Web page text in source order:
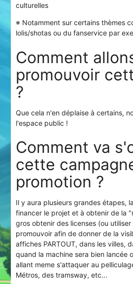
culturelles
※ Notamment sur certains thèmes
lolis/shotas ou du fanservice par
Comment
promouvoir
?
Que cela n'en déplaise à certains,
l'espace public !
Comment va
cette
promotion ?
Il y aura plusieurs grandes étapes,
financer le projet et à obtenir de la
gros obtenir des licenses (ou
promouvoir afin de donner de la
affiches PARTOUT, dans les villes,
quand la machine sera bien lancée
allant meme s'attaquer au
Métros, des tramsway, etc...